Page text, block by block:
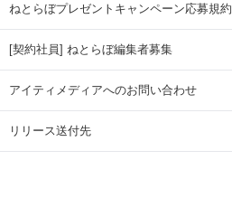
ねとらぼプレゼントキャンペーン応募規約
[契約社員] ねとらぼ編集者募集
アイティメディアへのお問い合わせ
リリース送付先